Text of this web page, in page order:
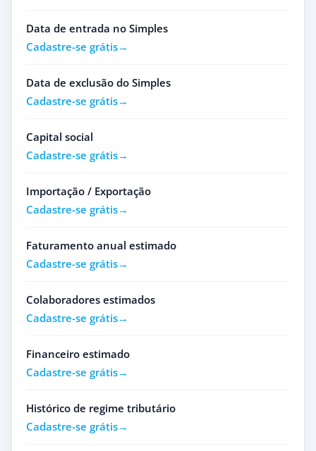
Data de entrada no Simples
Cadastre-se grátis
Data de exclusão do Simples
Cadastre-se grátis
Capital social
Cadastre-se grátis
Importação / Exportação
Cadastre-se grátis
Faturamento anual estimado
Cadastre-se grátis
Colaboradores estimados
Cadastre-se grátis
Financeiro estimado
Cadastre-se grátis
Histórico de regime tributário
Cadastre-se grátis